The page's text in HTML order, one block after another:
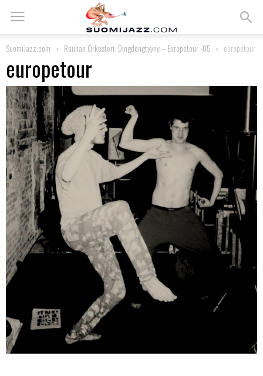
SuomiJazz.com Rauhan Orkesteri: Dingdongtyyny – Europetour -05 europetour
europetour